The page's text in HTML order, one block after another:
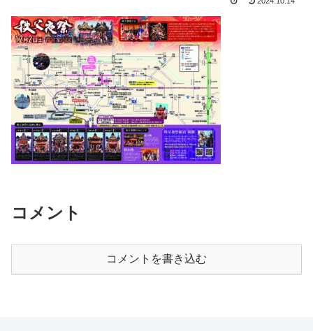
コメント
コメントを書き込む